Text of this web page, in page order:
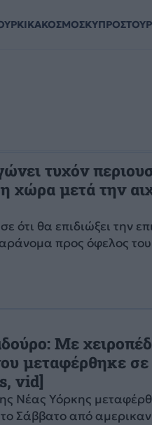
ΚΟΣΜΟΣΚΥΠΡΟΣ
τυχόν
χώρα μετά την
ότι θα επιδιώξει την
προς όφελος του
Με
μεταφέρθηκε σε
vid]
Νέας Υόρκης
Σάββατο από